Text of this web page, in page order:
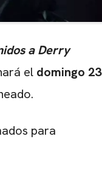
a Derry
el domingo 23
para